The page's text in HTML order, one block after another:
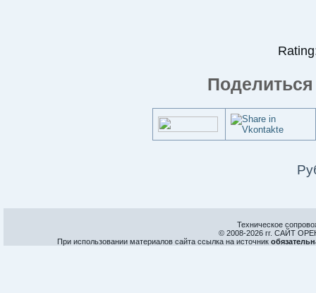
Техническое
© 2008-2026 гг. САЙТ
При использовании материалов сайта ссылка на источник